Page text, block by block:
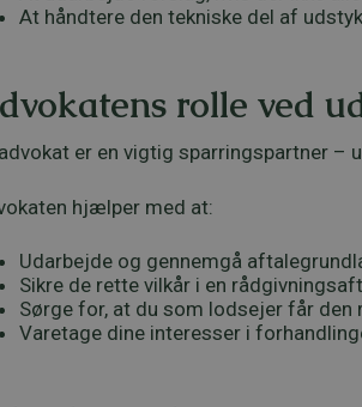
At håndtere den tekniske del af
rolle ved
er en vigtig sparringspartner –
hjælper med at:
Udarbejde og gennemgå
Sikre de rette vilkår i en
Sørge for, at du som lodsejer får
Varetage dine interesser i